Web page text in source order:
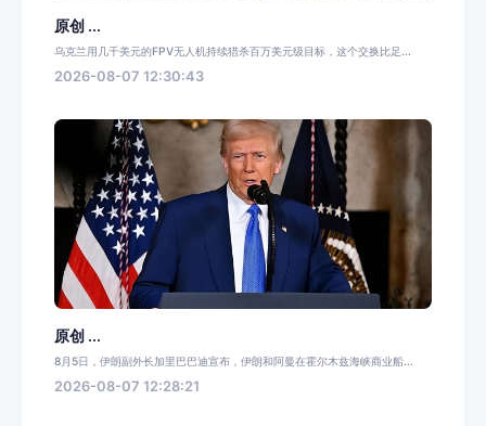
原创 ...
乌克兰用几千美元的FPV无人机持续猎杀百万美元级目标，这个交换比足...
2026-08-07 12:30:43
原创 ...
8月5日，伊朗副外长加里巴巴迪宣布，伊朗和阿曼在霍尔木兹海峡商业船...
2026-08-07 12:28:21